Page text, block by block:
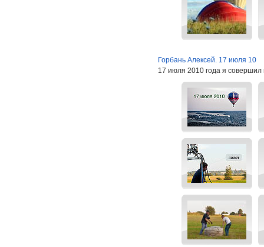
Горбань Алексей. 17 июля 10
17 июля 2010 года я